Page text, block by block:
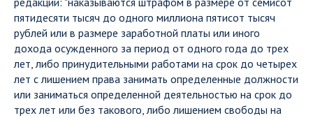
пятидесяти тысяч до одного миллиона пятисот тысяч
рублей или в размере заработной платы или иного
дохода осужденного за период от одного года до трех
лет, либо принудительными работами на срок до четырех
лет с лишением права занимать определенные должности
или заниматься определенной деятельностью на срок до
трех лет или без такового, либо лишением свободы на